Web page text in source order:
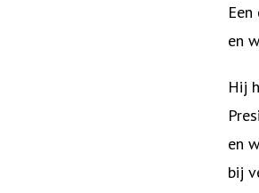
en
Hij
en
bij